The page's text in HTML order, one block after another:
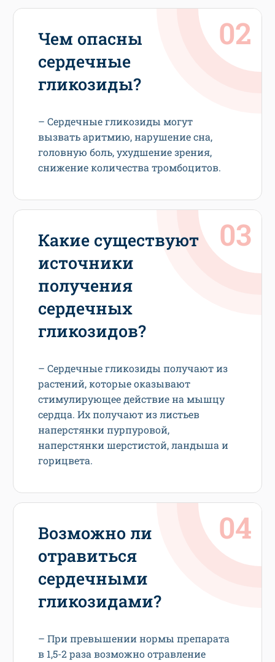
Чем опасны
сердечные
гликозиды?
– Сердечные гликозиды могут
вызвать аритмию, нарушение сна,
головную боль, ухудшение зрения,
снижение количества тромбоцитов.
Какие существуют
источники
получения
сердечных
гликозидов?
– Сердечные гликозиды получают из
растений, которые оказывают
стимулирующее действие на мышцу
сердца. Их получают из листьев
наперстянки пурпуровой,
наперстянки шерстистой, ландыша и
горицвета.
Возможно ли
отравиться
сердечными
гликозидами?
– При превышении нормы препарата
в 1,5-2 раза возможно отравление